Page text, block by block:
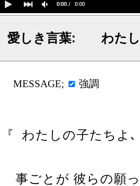
愛しき言葉: わたし
MESSAGE; 強調
『 わたしの子たちよ､
事ごとが 彼らの願